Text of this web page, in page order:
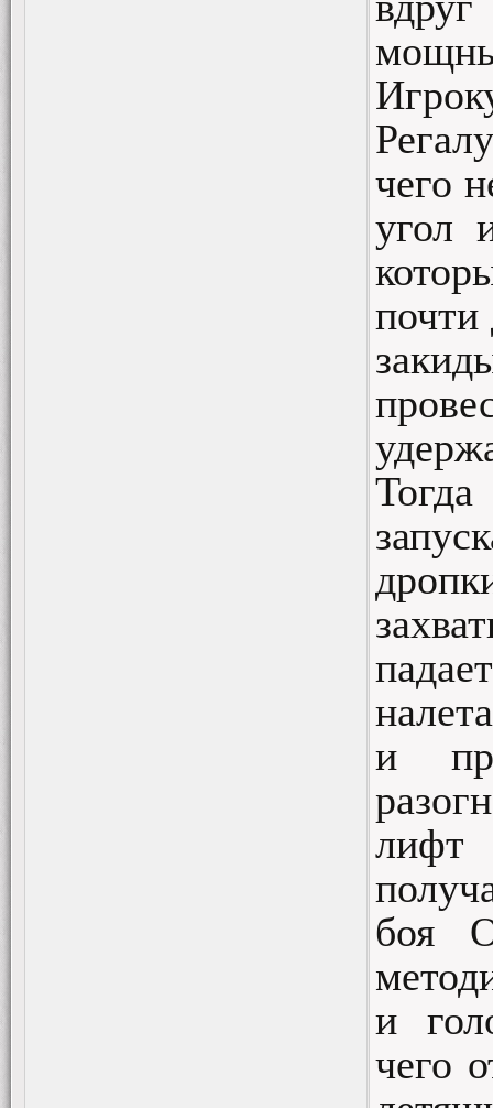
чего
угол
почти
и
лифт
боя
и
чего